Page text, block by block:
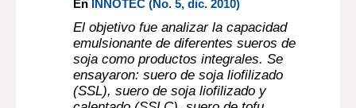
Capacidad emulsionante
de sueros de soja
SOBRAL, PABLO, Autor ;WAGNER,
JORGE, Autor|
EnINNOTEC (No. 5, dic. 2010)